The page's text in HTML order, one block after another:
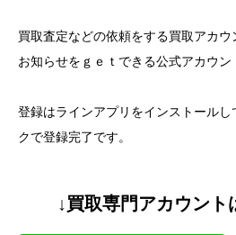
買取査定などの依頼をする買取アカ
お知らせをｇｅｔできる公式アカウン
登録はラインアプリをインストール
クで登録完了です。
↓買取専門アカウント